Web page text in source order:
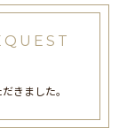
きました。